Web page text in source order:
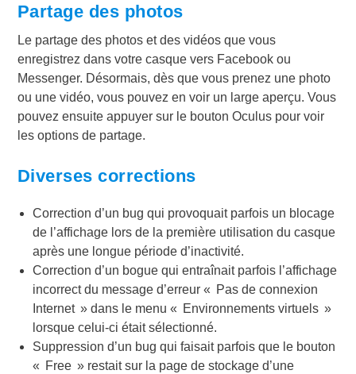
Partage des photos
Le partage des photos et des vidéos que vous
enregistrez dans votre casque vers Facebook ou
Messenger. Désormais, dès que vous prenez une photo
ou une vidéo, vous pouvez en voir un large aperçu. Vous
pouvez ensuite appuyer sur le bouton Oculus pour voir
les options de partage.
Diverses corrections
Correction d’un bug qui provoquait parfois un blocage
de l’affichage lors de la première utilisation du casque
après une longue période d’inactivité.
Correction d’un bogue qui entraînait parfois l’affichage
incorrect du message d’erreur « Pas de connexion
Internet » dans le menu « Environnements virtuels »
lorsque celui-ci était sélectionné.
Suppression d’un bug qui faisait parfois que le bouton
« Free » restait sur la page de stockage d’une